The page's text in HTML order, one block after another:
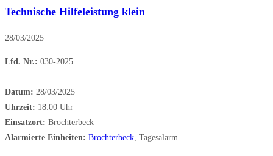
Technische Hilfeleistung klein
28/03/2025
Lfd. Nr.: 030-2025
Datum: 28/03/2025
Uhrzeit: 18:00 Uhr
Einsatzort: Brochterbeck
Alarmierte Einheiten: Brochterbeck, Tagesalarm